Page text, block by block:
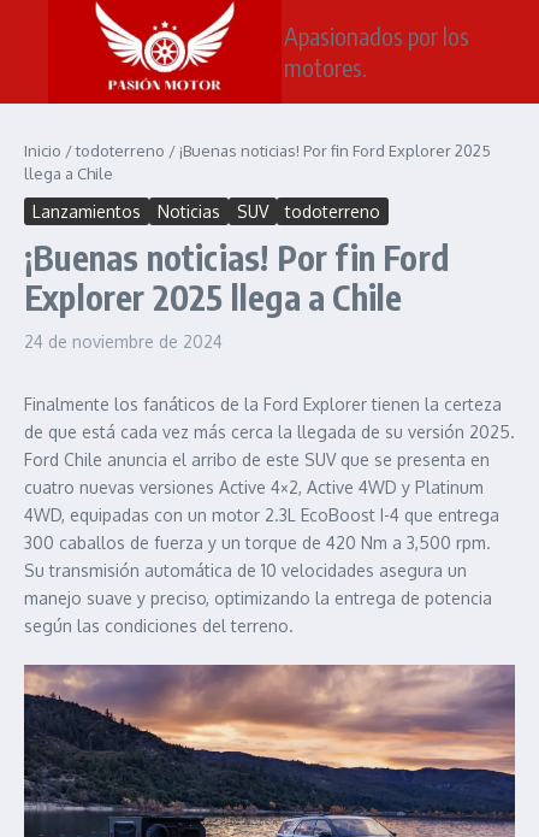
Saltar al contenido
Apasionados por los
motores.
Inicio /todoterreno / ¡Buenas noticias! Por fin Ford Explorer 2025
llega a Chile
Lanzamientos Noticias SUV todoterreno
¡Buenas noticias! Por fin Ford
Explorer 2025 llega a Chile
24 de noviembre de 2024
Finalmente los fanáticos de la Ford Explorer tienen la certeza
de que está cada vez más cerca la llegada de su versión 2025.
Ford Chile anuncia el arribo de este SUV que se presenta en
cuatro nuevas versiones Active 4×2, Active 4WD y Platinum
4WD, equipadas con un motor 2.3L EcoBoost I-4 que entrega
300 caballos de fuerza y un torque de 420 Nm a 3,500 rpm.
Su transmisión automática de 10 velocidades asegura un
manejo suave y preciso, optimizando la entrega de potencia
según las condiciones del terreno.